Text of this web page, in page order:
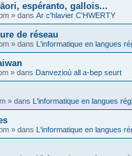
espéranto, gallois...
» dans Ar c'hlavier C'HWERTY
de réseau
» dans L'informatique en langues
» dans Danvezioù all a-bep seurt
» dans L'informatique en langues
» dans L'informatique en langues